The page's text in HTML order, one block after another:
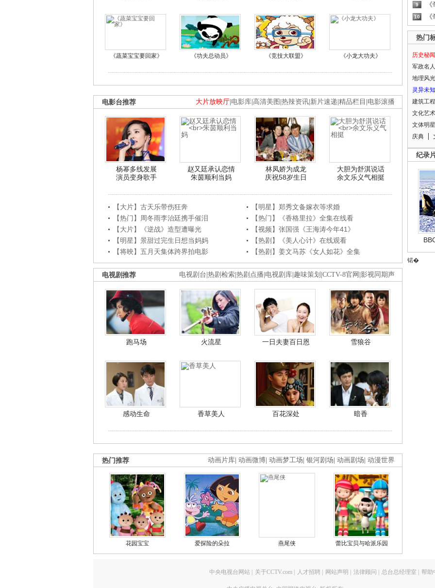
《蔬菜宝宝要回家》 《功夫总动员》 《竞技大联盟》 《小龙大功夫》
大片放映厅 电影库 高清美图 热辣资讯 新片速递 精品栏目 电影滚播
电影台推荐
杨幂多线发展
演员变身歌手
赵又廷承认恋情
朱茵顺利当妈
林凤娇为成龙
庆祝58岁生日
大胆为舒淇说话
余文乐义气相挺
【大片】古天乐带伤狂奔
【明星】郑秀文备嫁衣等求婚
【热门】周冬雨李治廷携手催泪
【热门】《香格里拉》全集在线看
【大片】《逆战》造型遭曝光
【视频】张国强《王海涛今年41》
【明星】景甜过完生日想当妈妈
【热剧】《美人心计》在线观看
【将映】五月天集体跨界拍电影
【热剧】姜文马苏《女人如花》全集
电视剧台 热剧检索 热剧点播 电视剧库 趣味策划 CCTV-8官网 影视同期声
电视剧推荐
跑马场 火流星 一日夫妻百日恩 雪狼谷
感动生命 香草美人 百花深处 暗香
动画片库 动画微博 动画梦工场 银河剧场 动画剧场 动漫世界
热门推荐
花园宝宝 爱探险的朵拉 燕尾侠 蕾比宝贝与哈派乐园
9
10
热门
历史秘闻
军政名人
地理风光
灵异未知
建筑工程
文化艺术
文体明星
庆典
纪录
锘�
中央电视台网站 关于CCTV.com 人才招聘 网站声明 法律顾问 总台总经理室 帮助